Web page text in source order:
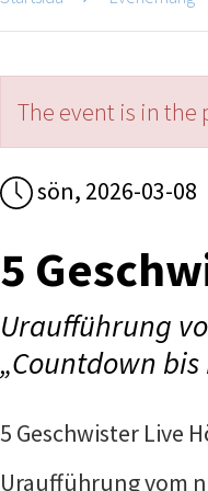
The event is in the
sön, 2026-03-08
5
Uraufführung
„Countdown
5 Geschwister Live
Uraufführung vom